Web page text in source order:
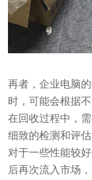
再者，企业电脑
时，可能会根据
在回收过程中，
细致的检测和评
对于一些性能较
后再次流入市场